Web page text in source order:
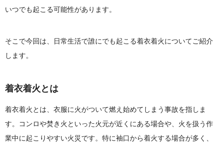
いつでも起こる可能性があります。
そこで今回は、日常生活で誰にでも起こる着衣着火についてご紹介
します。
着衣着火とは
着衣着火とは、衣服に火がついて燃え始めてしまう事故を指しま
す。コンロや焚き火といった火元が近くにある場合や、火を扱う作
業中に起こりやすい火災です。特に袖口から着火する場合が多く、